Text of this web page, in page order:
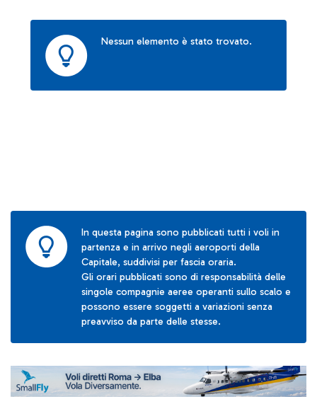
Nessun elemento è stato trovato.
In questa pagina sono pubblicati tutti i voli in
partenza e in arrivo negli aeroporti della
Capitale, suddivisi per fascia oraria.
Gli orari pubblicati sono di responsabilità delle
singole compagnie aeree operanti sullo scalo e
possono essere soggetti a variazioni senza
preavviso da parte delle stesse.